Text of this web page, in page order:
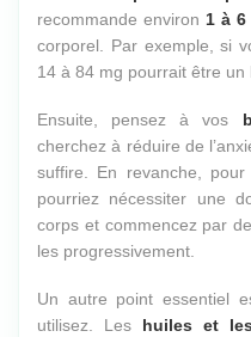
recommande environ 1 à 6
corporel. Par exemple, si
14 à 84 mg pourrait être
Ensuite, pensez à vos
cherchez à réduire de
suffire. En revanche,
pourriez nécessiter une
corps et commencez par
les progressivement.
Un autre point essentiel
utilisez. Les huiles et